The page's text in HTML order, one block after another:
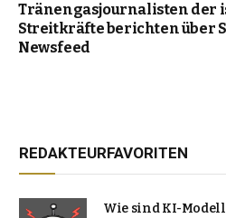
Tränengasjournalisten der
Streitkräfte berichten über
Newsfeed
REDAKTEURFAVORITEN
Wie sind KI-